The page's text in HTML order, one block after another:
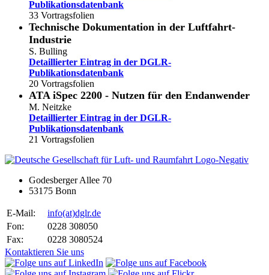
Publikationsdatenbank
33 Vortragsfolien
Technische Dokumentation in der Luftfahrt-
Industrie
S. Bulling
Detaillierter Eintrag in der DGLR-
Publikationsdatenbank
20 Vortragsfolien
ATA iSpec 2200 - Nutzen für den Endanwender
M. Neitzke
Detaillierter Eintrag in der DGLR-
Publikationsdatenbank
21 Vortragsfolien
Godesberger Allee 70
53175 Bonn
E-Mail: info(at)dglr.de
Fon:
0228 308050
Fax:
0228 3080524
Kontaktieren Sie uns